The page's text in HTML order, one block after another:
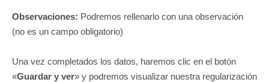
Observaciones: Podremos rellenarlo con una observación
(no es un campo obligatorio)
Una vez completados los datos, haremos clic en el botón
«Guardar y ver» y podremos visualizar nuestra regularización